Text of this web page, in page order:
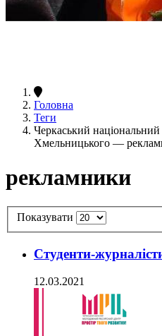
Головна
Теги
Черкаський національний
Хмельницького —
рекламники
Показувати
Студенти-
12.03.2021